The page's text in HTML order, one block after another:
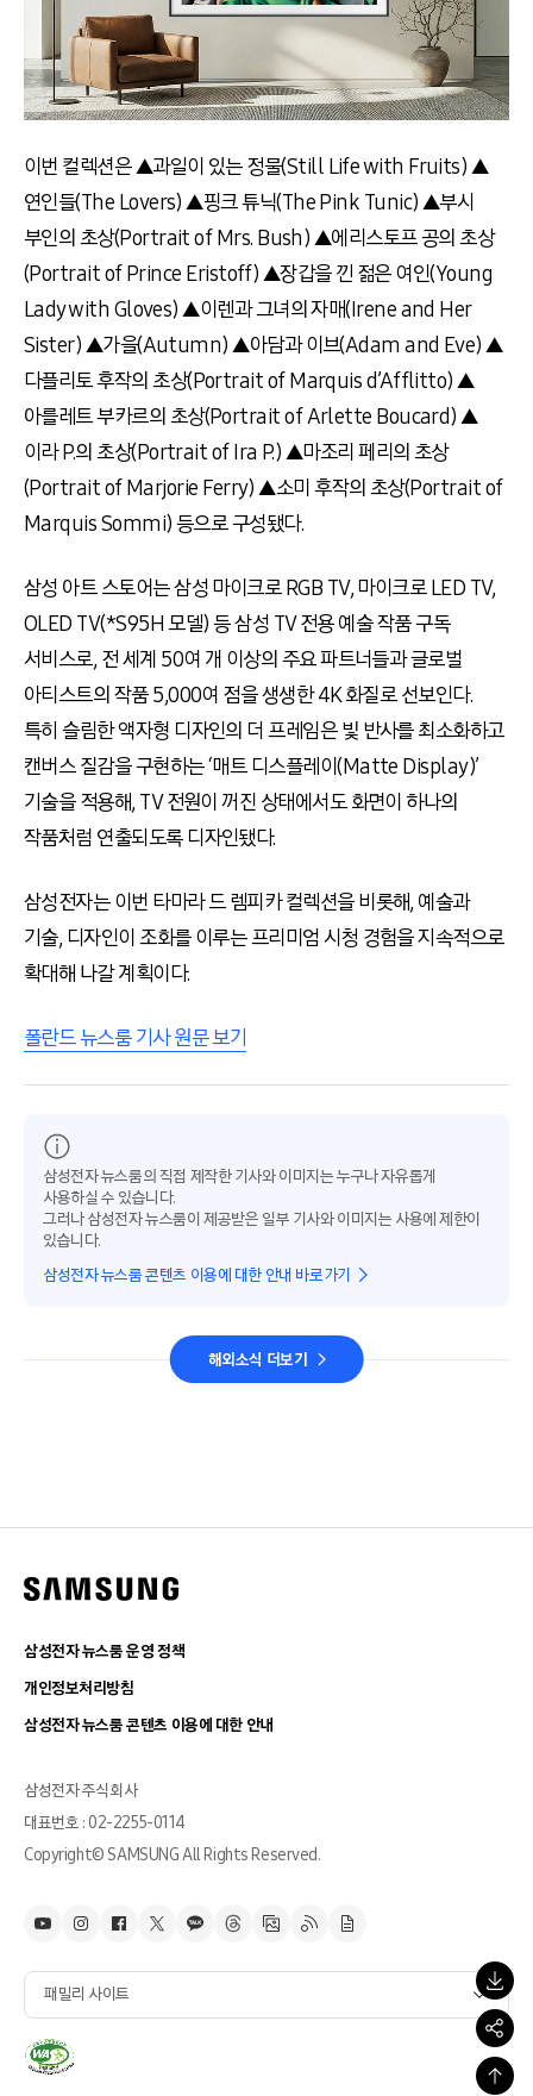
이번 컬렉션은 ▲과일이 있는 정물(Still Life with Fruits) ▲
연인들(The Lovers) ▲핑크 튜닉(The Pink Tunic) ▲부시
부인의 초상(Portrait of Mrs. Bush) ▲에리스토프 공의 초상
(Portrait of Prince Eristoff) ▲장갑을 낀 젊은 여인(Young
Lady with Gloves) ▲이렌과 그녀의 자매(Irene and Her
Sister) ▲가을(Autumn) ▲아담과 이브(Adam and Eve) ▲
다플리토 후작의 초상(Portrait of Marquis d’Afflitto) ▲
아를레트 부카르의 초상(Portrait of Arlette Boucard) ▲
이라 P.의 초상(Portrait of Ira P.) ▲마조리 페리의 초상
(Portrait of Marjorie Ferry) ▲소미 후작의 초상(Portrait of
Marquis Sommi) 등으로 구성됐다.
삼성 아트 스토어는 삼성 마이크로 RGB TV, 마이크로 LED TV,
OLED TV(*S95H 모델) 등 삼성 TV 전용 예술 작품 구독
서비스로, 전 세계 50여 개 이상의 주요 파트너들과 글로벌
아티스트의 작품 5,000여 점을 생생한 4K 화질로 선보인다.
특히 슬림한 액자형 디자인의 더 프레임은 빛 반사를 최소화하고
캔버스 질감을 구현하는 ‘매트 디스플레이(Matte Display)’
기술을 적용해, TV 전원이 꺼진 상태에서도 화면이 하나의
작품처럼 연출되도록 디자인됐다.
삼성전자는 이번 타마라 드 렘피카 컬렉션을 비롯해, 예술과
기술, 디자인이 조화를 이루는 프리미엄 시청 경험을 지속적으로
확대해 나갈 계획이다.
폴란드 뉴스룸 기사 원문 보기
삼성전자 뉴스룸의 직접 제작한 기사와 이미지는 누구나 자유롭게
사용하실 수 있습니다.
그러나 삼성전자 뉴스룸이 제공받은 일부 기사와 이미지는 사용에 제한이
있습니다.
삼성전자 뉴스룸 콘텐츠 이용에 대한 안내 바로가기
해외소식 더보기
삼성전자 뉴스룸 운영 정책
개인정보처리방침
삼성전자 뉴스룸 콘텐츠 이용에 대한 안내
삼성전자 주식회사
대표번호 : 02-2255-0114
Copyright© SAMSUNG All Rights Reserved.
패밀리 사이트